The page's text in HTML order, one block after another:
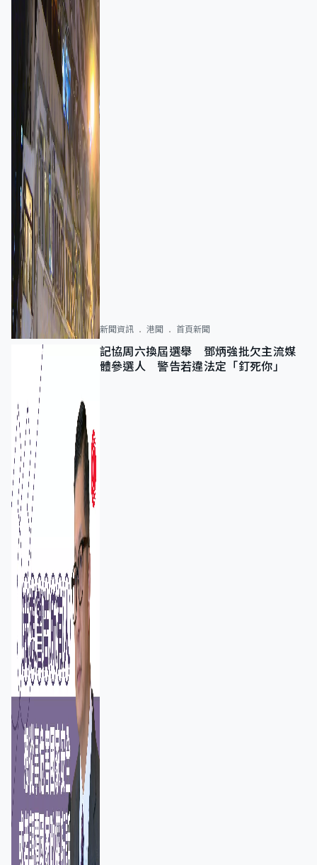
新聞資訊 港聞 首頁新聞
記協周六換屆選舉 鄧炳強批欠主流媒
體參選人 警告若違法定「釘死你」